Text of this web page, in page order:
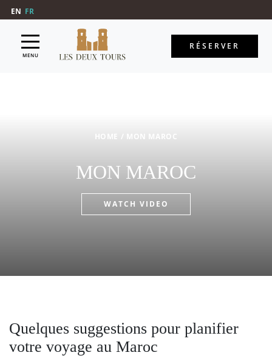
EN FR
MENU
RÉSERVER
HOME / MON MAROC
MON MAROC
WATCH VIDEO
Quelques suggestions pour planifier
votre voyage au Maroc